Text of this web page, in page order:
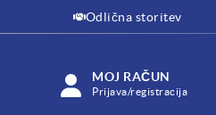
Odlična storitev
MOJ RAČUN
Prijava/registracija